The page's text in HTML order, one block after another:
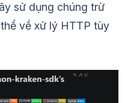
sử dụng chúng trừ
về xử lý HTTP tùy